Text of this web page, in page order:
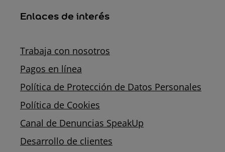
Enlaces de interés
Trabaja con nosotros
Pagos en línea
Política de Protección de Datos Personales
Política de Cookies
Canal de Denuncias SpeakUp
Desarrollo de clientes